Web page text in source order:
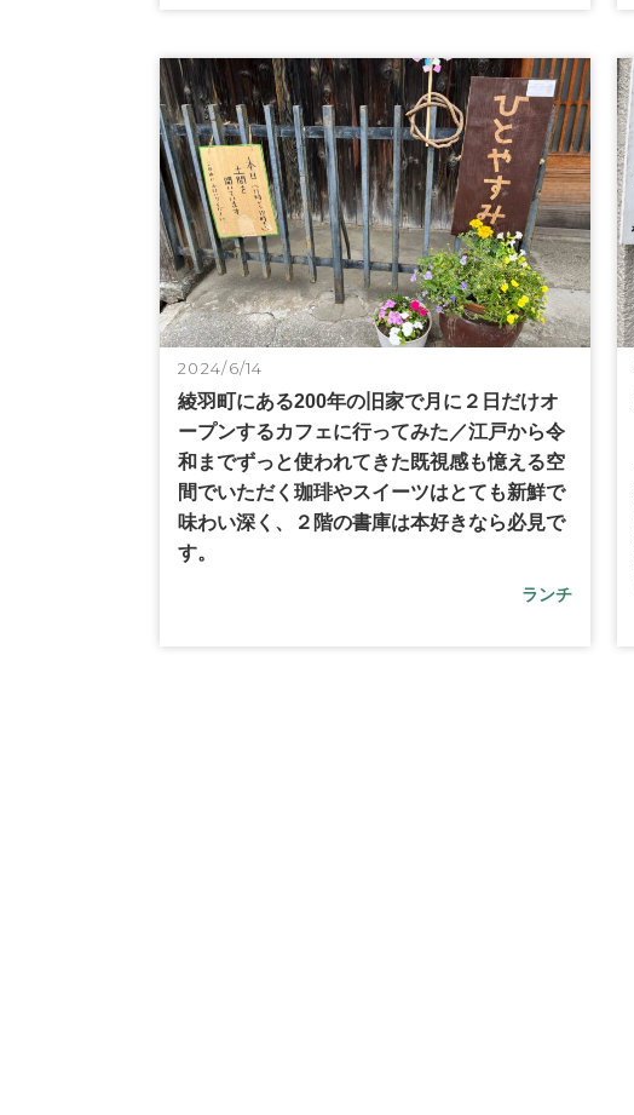
2024/6/14
綾羽町にある200年の旧家で月に２日だけオ
ープンするカフェに行ってみた／江戸から令
和までずっと使われてきた既視感も憶える空
間でいただく珈琲やスイーツはとても新鮮で
味わい深く、２階の書庫は本好きなら必見で
す。
ランチ